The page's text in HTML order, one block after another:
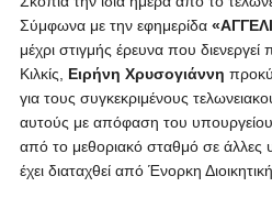
Σύμφωνα με την εφημερίδα
μέχρι στιγμής έρευνα που
Κιλκίς, Ειρήνη Χρυσογιάννη
για τους συγκεκριμένους
αυτούς με απόφαση του
από το μεθοριακό σταθμό σε άλλες
έχει διαταχθεί από Ένορκη